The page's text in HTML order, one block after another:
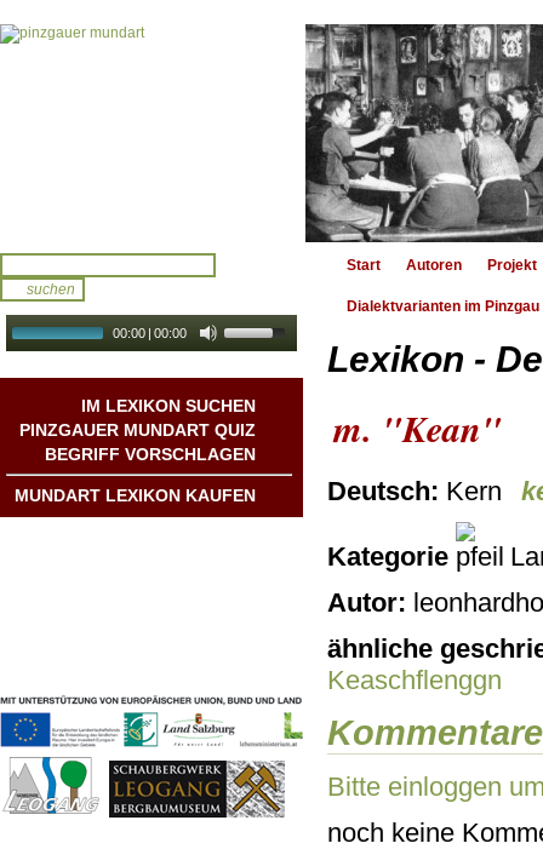
00:00 | 00:00
IM LEXIKON SUCHEN
PINZGAUER MUNDART QUIZ
BEGRIFF VORSCHLAGEN
MUNDART LEXIKON KAUFEN
Start Autoren Projekt
Dialektvarianten im Pinzgau
Lexikon -
m. "Kean"
Deutsch: Kern
Kategorie
Autor:
ähnliche
Keaschflenggn
Kommentare
Bitte einloggen
noch keine